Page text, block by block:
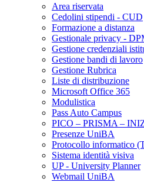
Area riservata
Cedolini stipendi - CUD
Formazione a distanza
Gestionale privacy -
Gestione credenziali
Gestione bandi di lavoro
Gestione Rubrica
Liste di distribuzione
Microsoft Office 365
Modulistica
Pass Auto Campus
PICO – PRISMA –
Presenze UniBA
Protocollo informatico
Sistema identità visiva
UP - University Planner
Webmail UniBA